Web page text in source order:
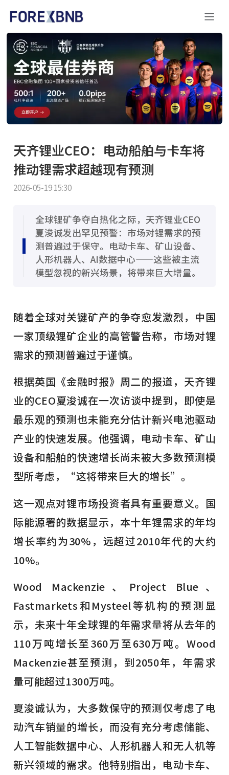
天齐锂业CEO：电动船舶与卡车将
推动锂需求超越现有预测
2026-05-19 15:30
全球锂矿争夺白热化之际，天齐锂业CEO
夏浚诚发出罕见预警：市场对锂需求的预
测普遍过于保守。电动卡车、矿山设备、
人形机器人、AI数据中心——这些被主流
模型忽视的新兴场景，将带来巨大增量。
随着全球对关键矿产的争夺愈发激烈，中国
一家顶级锂矿企业的高管警告称，市场对锂
需求的预测普遍过于谨慎。
根据英国《金融时报》周二的报道，天齐锂
业的CEO夏浚诚在一次访谈中提到，即使是
最乐观的预测也未能充分估计新兴电池驱动
产业的快速发展。他强调，电动卡车、矿山
设备和船舶的快速增长尚未被大多数预测模
型所考虑，“这将带来巨大的增长”。
这一观点对锂市场投资者具有重要意义。国
际能源署的数据显示，本十年锂需求的年均
增长率约为30%，远超过2010年代的大约
10%。
Wood Mackenzie、Project Blue、
Fastmarkets和Mysteel等机构的预测显
示，未来十年全球锂的年需求量将从去年的
110万吨增长至360万至630万吨。Wood
Mackenzie甚至预测，到2050年，年需求
量可能超过1300万吨。
夏浚诚认为，大多数保守的预测仅考虑了电
动汽车销量的增长，而没有充分考虑储能、
人工智能数据中心、人形机器人和无人机等
新兴领域的需求。他特别指出，电动卡车、